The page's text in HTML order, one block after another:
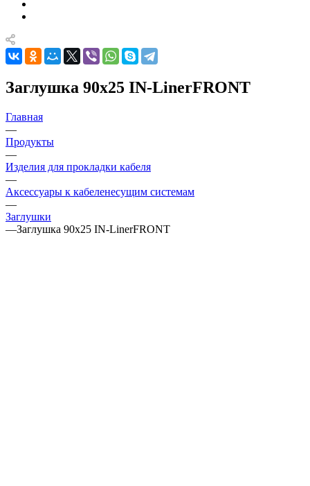
Заглушка 90х25 IN-LinerFRONT
Главная
—
Продукты
—
Изделия для прокладки кабеля
—
Аксессуары к кабеленесущим системам
—
Заглушки
—Заглушка 90х25 IN-LinerFRONT